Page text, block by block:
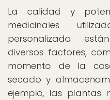
La calidad y
medicinales
personalizada
diversos factores,
momento de la
secado y
ejemplo, las plantas